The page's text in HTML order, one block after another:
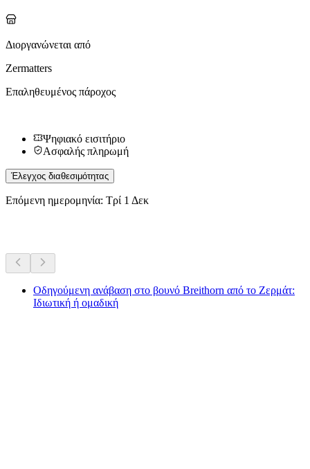
Διοργανώνεται από
Zermatters
Επαληθευμένος πάροχος
Ψηφιακό εισιτήριο
Ασφαλής πληρωμή
Έλεγχος διαθεσιμότητας
Επόμενη ημερομηνία: Τρί 1 Δεκ
Οδηγούμενη ανάβαση στο βουνό Breithorn από το Ζερμάτ:
Ιδιωτική ή ομαδική